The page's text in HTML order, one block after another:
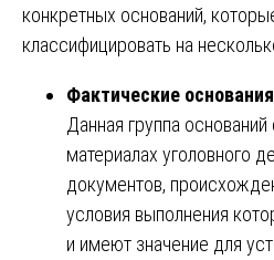
конкретных оснований,
классифицировать на
Фактические основания
Данная группа
материалах уголовного
документов,
условия выполнения
и имеют значение для